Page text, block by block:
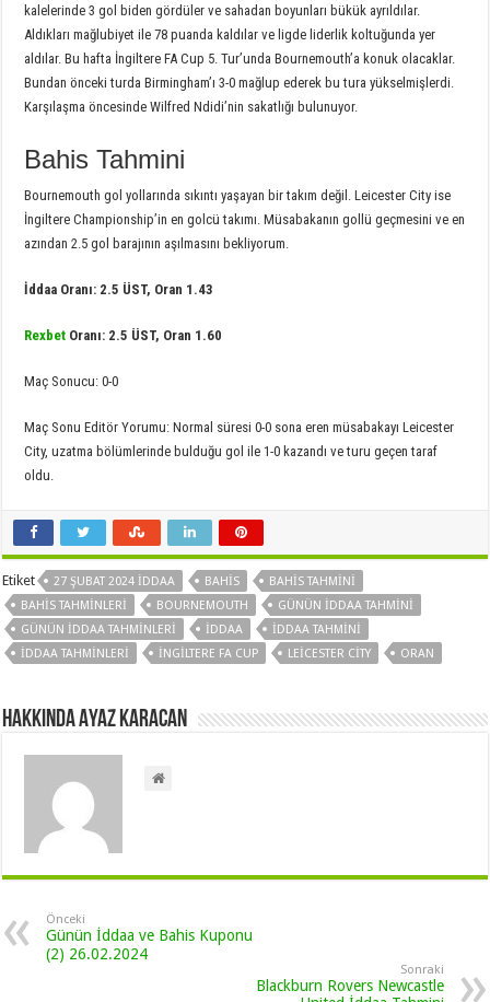
kalelerinde 3 gol biden gördüler ve sahadan boyunları bükük ayrıldılar.
Aldıkları mağlubiyet ile 78 puanda kaldılar ve ligde liderlik koltuğunda yer
aldılar. Bu hafta İngiltere FA Cup 5. Tur’unda Bournemouth’a konuk olacaklar.
Bundan önceki turda Birmingham’ı 3-0 mağlup ederek bu tura yükselmişlerdi.
Karşılaşma öncesinde Wilfred Ndidi’nin sakatlığı bulunuyor.
Bahis Tahmini
Bournemouth gol yollarında sıkıntı yaşayan bir takım değil. Leicester City ise
İngiltere Championship’in en golcü takımı. Müsabakanın gollü geçmesini ve en
azından 2.5 gol barajının aşılmasını bekliyorum.
İddaa Oranı: 2.5 ÜST, Oran 1.43
Rexbet Oranı: 2.5 ÜST, Oran 1.60
Maç Sonucu: 0-0
Maç Sonu Editör Yorumu: Normal süresi 0-0 sona eren müsabakayı Leicester
City, uzatma bölümlerinde bulduğu gol ile 1-0 kazandı ve turu geçen taraf
oldu.
Etiket 27 ŞUBAT 2024 İDDAA BAHIS
BAHIS TAHMINI
BAHIS TAHMINLERI
BOURNEMOUTH
GÜNÜN IDDAA TAHMINI
GÜNÜN IDDAA TAHMINLERI
IDDAA
IDDAA TAHMINI
IDDAA TAHMINLERI
İNGILTERE FA CUP LEICESTER CITY ORAN
Hakkında Ayaz Karacan
Önceki
Günün İddaa ve Bahis Kuponu
(2) 26.02.2024
Sonraki
Blackburn Rovers Newcastle